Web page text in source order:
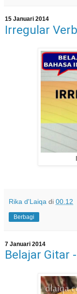
15 Januari 2014
Irregular
Rika d'Laiqa di 00.12
Berbagi
7 Januari 2014
Belajar Gitar